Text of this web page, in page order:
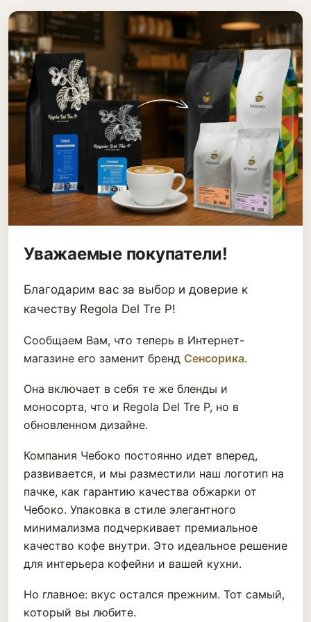
Уважаемые покупатели!
Благодарим вас за выбор и доверие к
качеству Regola Del Tre P!
Сообщаем Вам, что теперь в Интернет-
магазине его заменит бренд Сенсорика.
Она включает в себя те же бленды и
моносорта, что и Regola Del Tre P, но в
обновленном дизайне.
Компания Чебоко постоянно идет вперед,
развивается, и мы разместили наш логотип на
пачке, как гарантию качества обжарки от
Чебоко. Упаковка в стиле элегантного
минимализма подчеркивает премиальное
качество кофе внутри. Это идеальное решение
для интерьера кофейни и вашей кухни.
Но главное: вкус остался прежним. Тот самый,
который вы любите.